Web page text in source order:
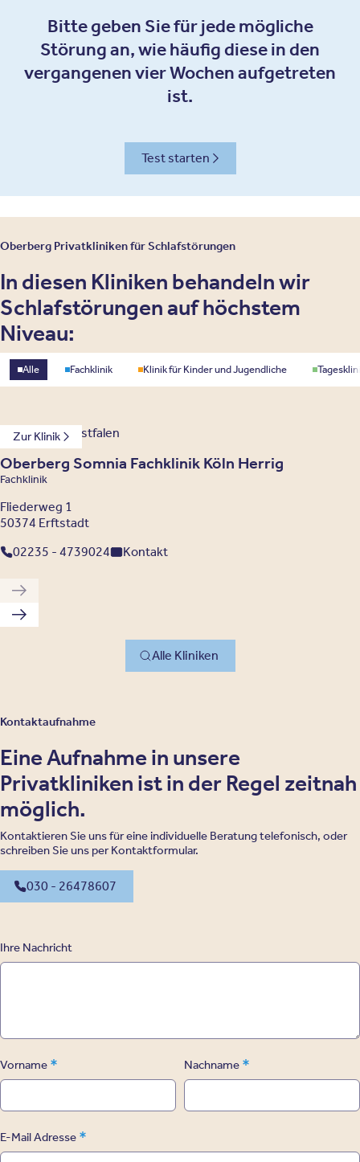
Bitte geben Sie für jede mögliche
Störung an, wie häufig diesein den
vergangenen vier Wochenaufgetreten
ist.
Test starten
Oberberg Privatkliniken für Schlafstörungen
In diesen Kliniken behandeln wir
Schlafstörungen auf höchstem
Niveau:
Standorttyp
Alle Fachklinik Klinik für Kinder und Jugendliche
Zur Klinik
Nordrhein-Westfalen
Oberberg Somnia Fachklinik Köln Herrig
Fachklinik
Fliederweg 1
50374 Erftstadt
02235 - 4739024
Kontakt
Vorherige Klinik
Nächste Klinik
Alle Kliniken
Kontaktaufnahme
Eine Aufnahme in unsere
Privatkliniken ist in der Regel zeitnah
möglich.
Kontaktieren Sie uns für eine individuelle Beratung telefonisch, oder
schreiben Sie uns per Kontaktformular.
030 - 26478607
Ihre Nachricht
Vorname * Nachname *
E-Mail Adresse *